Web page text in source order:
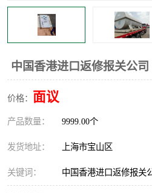
中国香港进口返修报关公司
价格： 面议
产品数量： 9999.00个
发货地址： 上海市宝山区
关键词： 中国香港进口返修报关